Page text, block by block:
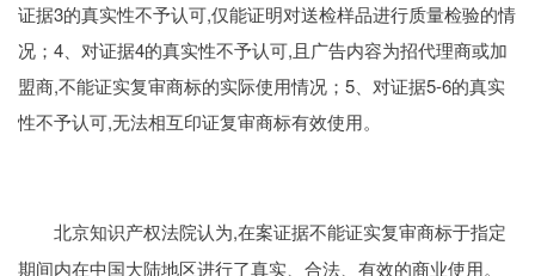
证据3的真实性不予认可,仅能证明对送检样品进行质量检验的情
况；4、对证据4的真实性不予认可,且广告内容为招代理商或加
盟商,不能证实复审商标的实际使用情况；5、对证据5-6的真实
性不予认可,无法相互印证复审商标有效使用。
北京知识产权法院认为,在案证据不能证实复审商标于指定
期间内在中国大陆地区进行了真实、合法、有效的商业使用。